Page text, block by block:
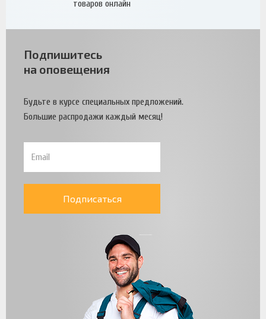
товаров онлайн
Подпишитесь
на оповещения
Будьте в курсе специальных предложений.
Большие распродажи каждый месяц!
Подписаться